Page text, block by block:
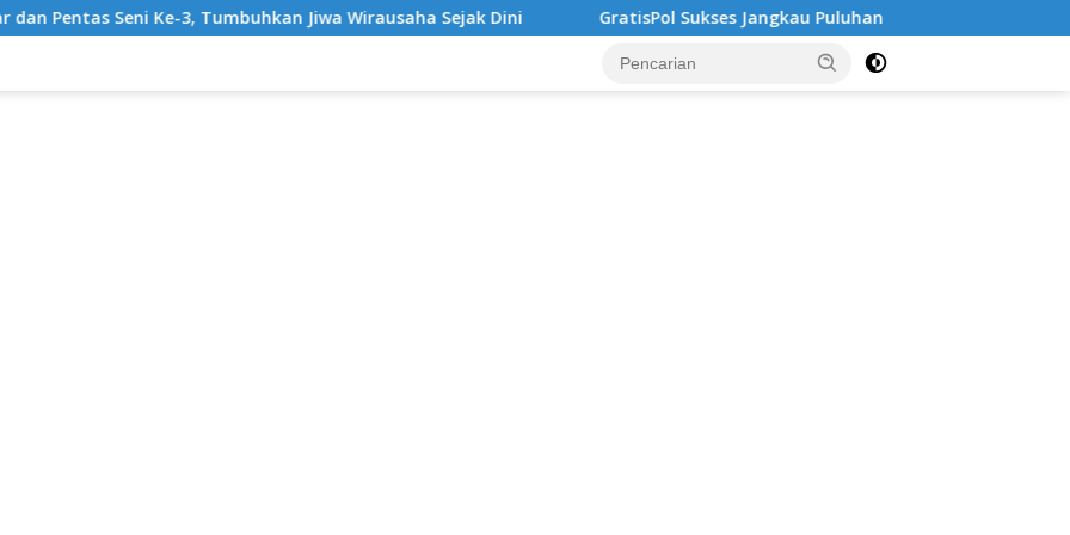
Tumbuhkan Jiwa Wirausaha Sejak Dini GratisPol Sukses Jangkau Puluhan Ribu Mahasiswa, Kampus Diminta Lebih